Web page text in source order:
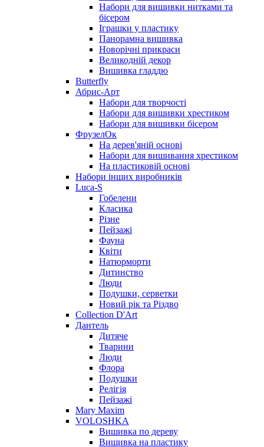
Набори для вишивки нитками та
бісером
Іграшки у пластику
Панорамна вишивка
Новорічні прикраси
Великодній декор
Вишивка гладдю
Butterfly
Абрис-Арт
Набори для творчості
Набори для вишивки хрестиком
Набори для вишивки бісером
ФрузелОк
На дерев'яній основі
Набори для вишивання хрестиком
На пластиковій основі
Набори інших виробників
Luca-S
Гобелени
Класика
Різне
Пейзажі
Фауна
Квіти
Натюрморти
Дитинство
Люди
Подушки, серветки
Новий рік та Різдво
Collection D'Art
Дантель
Дитяче
Тварини
Люди
Флора
Подушки
Релігія
Пейзажі
Mary Maxim
VOLOSHKA
Вишивка по дереву
Вишивка на пластику